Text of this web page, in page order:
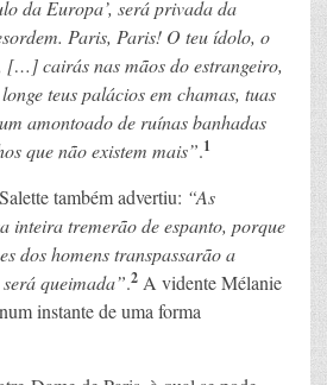
da Europa’, será privada da
Paris, Paris! O teu ídolo, o
[…] cairás nas mãos do estrangeiro,
teus palácios em chamas, tuas
amontoado de ruínas banhadas
que não existem mais”.1
também advertiu: “As
inteira tremerão de espanto, porque
dos homens transpassarão a
queimada”.2 A vidente Mélanie
instante de uma forma